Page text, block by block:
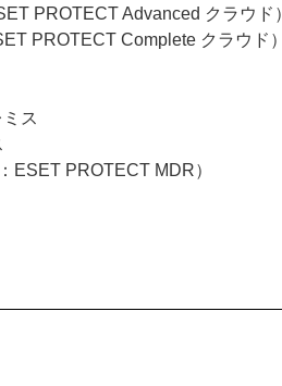
PROTECT Advanced クラウド）
PROTECT Complete クラウド）
ス
ESET PROTECT MDR）